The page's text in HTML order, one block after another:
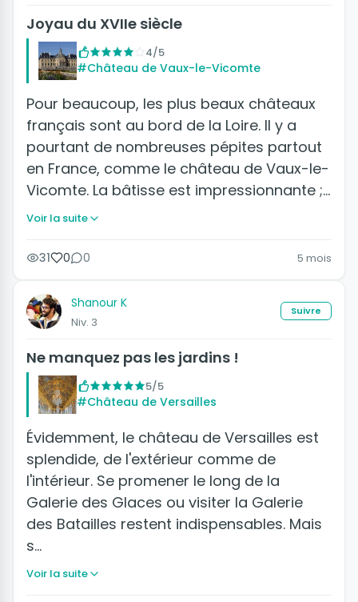
Joyau du XVIIe siècle
4/5
#Château de Vaux-le-Vicomte
Pour beaucoup, les plus beaux châteaux
français sont au bord de la Loire. Il y a
pourtant de nombreuses pépites partout
en France, comme le château de Vaux-le-
Vicomte. La bâtisse est impressionnante ;…
Voir la suite
31 0 0 5 mois
Shanour K
Niv. 3
Suivre
Ne manquez pas les jardins !
5/5
#Château de Versailles
Évidemment, le château de Versailles est
splendide, de l'extérieur comme de
l'intérieur. Se promener le long de la
Galerie des Glaces ou visiter la Galerie
des Batailles restent indispensables. Mais
s…
Voir la suite